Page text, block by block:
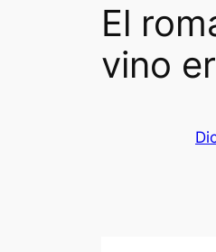
El
vino